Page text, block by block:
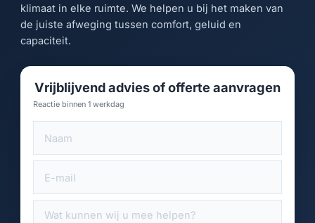
klimaat in elke ruimte. We helpen u bij het maken van
de juiste afweging tussen comfort, geluid en
capaciteit.
Vrijblijvend advies of offerte aanvragen
Reactie binnen 1 werkdag